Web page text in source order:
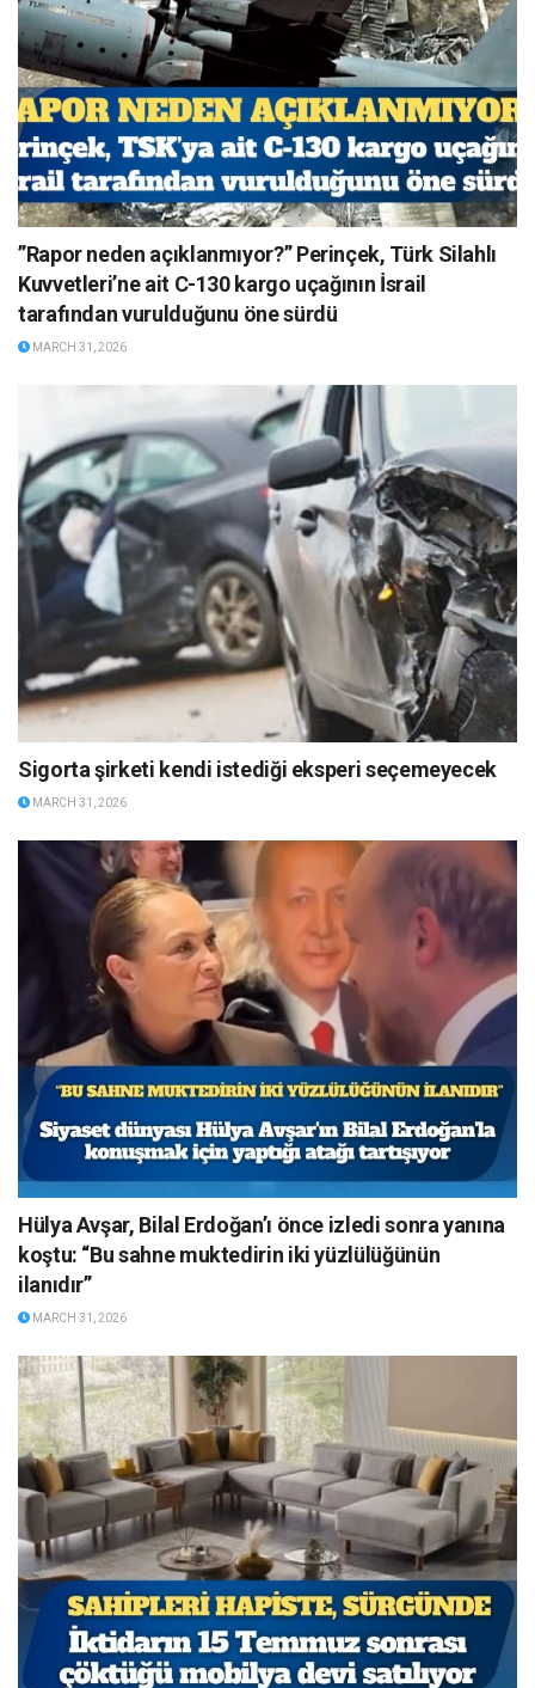
”Rapor neden açıklanmıyor?” Perinçek, Türk Silahlı
Kuvvetleri’ne ait C-130 kargo uçağının İsrail
tarafından vurulduğunu öne sürdü
MARCH 31, 2026
Sigorta şirketi kendi istediği eksperi seçemeyecek
MARCH 31, 2026
Hülya Avşar, Bilal Erdoğan’ı önce izledi sonra yanına
koştu: “Bu sahne muktedirin iki yüzlülüğünün
ilanıdır”
MARCH 31, 2026